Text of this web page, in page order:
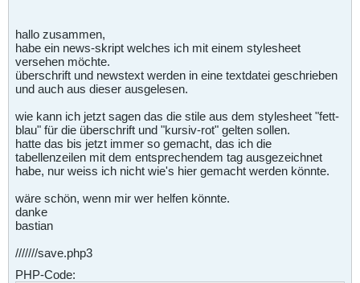
hallo zusammen,
habe ein news-skript welches ich mit einem stylesheet
versehen möchte.
überschrift und newstext werden in eine textdatei geschrieben
und auch aus dieser ausgelesen.
wie kann ich jetzt sagen das die stile aus dem stylesheet "fett-
blau" für die überschrift und "kursiv-rot" gelten sollen.
hatte das bis jetzt immer so gemacht, das ich die
tabellenzeilen mit dem entsprechendem tag ausgezeichnet
habe, nur weiss ich nicht wie's hier gemacht werden könnte.
wäre schön, wenn mir wer helfen könnte.
danke
bastian
///////save.php3
PHP-Code: